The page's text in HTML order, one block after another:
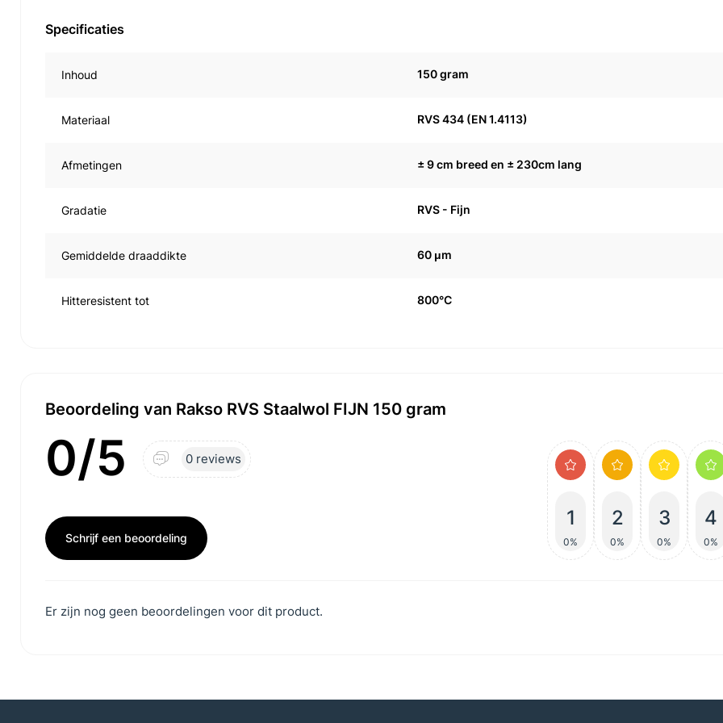
Specificaties
Inhoud 150 gram
Materiaal RVS 434 (EN 1.4113)
Afmetingen ± 9 cm breed en ± 230cm lang
Gradatie RVS - Fijn
Gemiddelde draaddikte 60 μm
Hitteresistent tot 800°C
Beoordeling van Rakso RVS Staalwol FIJN 150 gram
0/5 0 reviews
Schrijf een beoordeling
1
0%
2
0%
3
0%
4
0%
Er zijn nog geen beoordelingen voor dit product.